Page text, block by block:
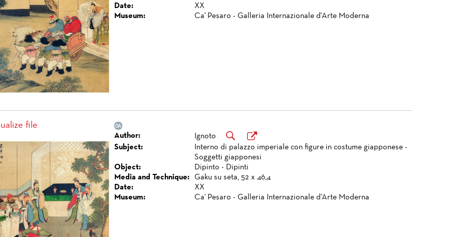
Date:
XX
Museum:
Ca' Pesaro - Galleria Internazionale d'Arte Moderna
file
Author:
Ignoto
Subject:
Interno di palazzo imperiale con figure in costume giapponese -
Soggetti giapponesi
Object:
Dipinto - Dipinti
Media and Technique:
Gaku su seta, 52 x 46,4
Date:
XX
Museum:
Ca' Pesaro - Galleria Internazionale d'Arte Moderna